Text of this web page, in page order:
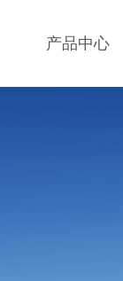
产品中心